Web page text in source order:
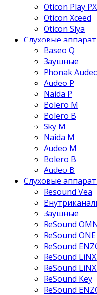
Oticon Play PX
Oticon Xceed
Oticon Siya
Слуховые
Baseo Q
Заушные
Phonak
Audeo P
Naida P
Bolero M
Bolero B
Sky M
Naida M
Audeo М
Bolero B
Audeo B
Слуховые
Resound Vea
Заушные
ReSound
ReSound ONE
ReSound
ReSound
ReSound
ReSound Key
ReSound